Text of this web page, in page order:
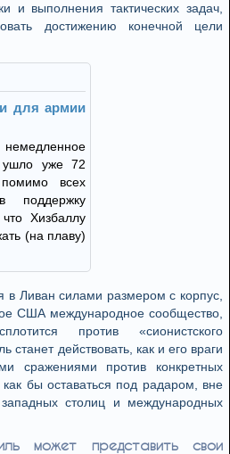
и выполнения тактических задач,
достижению конечной цели
для армии
ушло уже 72
всех
поддержку
Хизбаллу
(на плаву)
в Ливан силами размером с корпус,
США международное сообщество,
против «сионистского
станет действовать, как и его враги
сражениями против конкретных
бы оставаться под радаром, вне
столиц и международных
может представить свои